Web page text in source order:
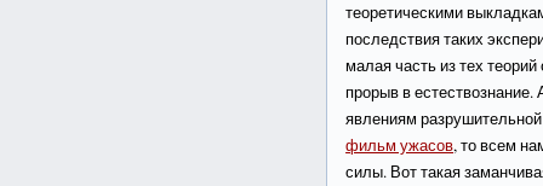
теоретическими
последствия таких
малая часть из тех
прорыв в
явлениям
фильм ужасов, то всем
силы. Вот такая